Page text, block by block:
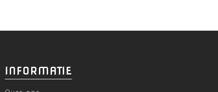
INFORMATIE